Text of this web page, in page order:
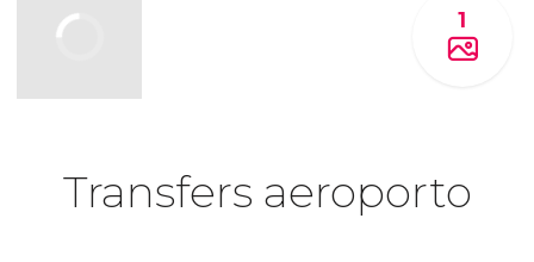
1
Transfers aeroporto